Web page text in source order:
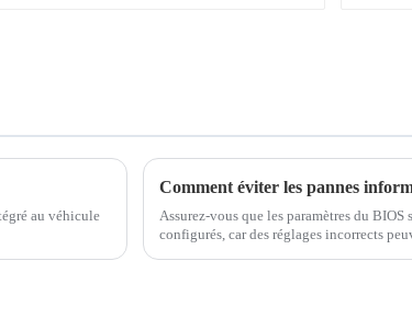
au véhicule
Comment éviter les pannes
Assurez-vous que les paramètres du
configurés, car des réglages incorrects